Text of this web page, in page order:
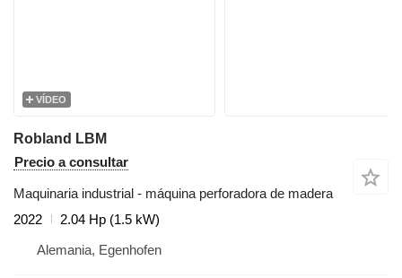
VÍDEO
Robland LBM
Precio a consultar
Maquinaria industrial - máquina perforadora de madera
2022
2.04 Hp (1.5 kW)
Alemania, Egenhofen